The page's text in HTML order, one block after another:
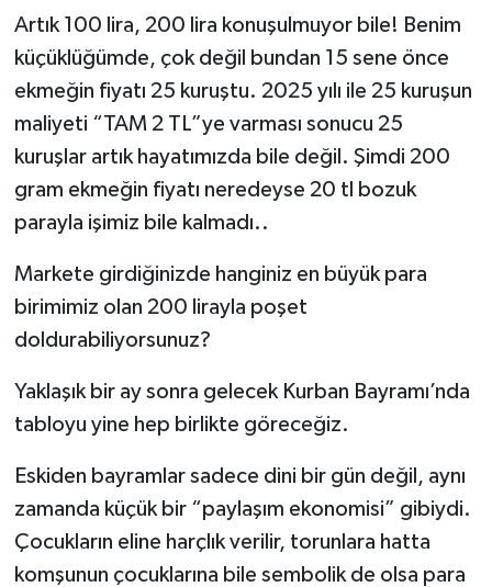
Artık 100 lira, 200 lira konuşulmuyor bile! Benim
küçüklüğümde, çok değil bundan 15 sene önce
ekmeğin fiyatı 25 kuruştu. 2025 yılı ile 25 kuruşun
maliyeti “TAM 2 TL”ye varması sonucu 25
kuruşlar artık hayatımızda bile değil. Şimdi 200
gram ekmeğin fiyatı neredeyse 20 tl bozuk
parayla işimiz bile kalmadı..
Markete girdiğinizde hanginiz en büyük para
birimimiz olan 200 lirayla poşet
doldurabiliyorsunuz?
Yaklaşık bir ay sonra gelecek Kurban Bayramı’nda
tabloyu yine hep birlikte göreceğiz.
Eskiden bayramlar sadece dini bir gün değil, aynı
zamanda küçük bir “paylaşım ekonomisi” gibiydi.
Çocukların eline harçlık verilir, torunlara hatta
komşunun çocuklarına bile sembolik de olsa para